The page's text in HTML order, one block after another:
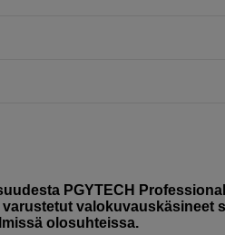
PGYTECH
valokuvauskäsineet
olosuhteissa.